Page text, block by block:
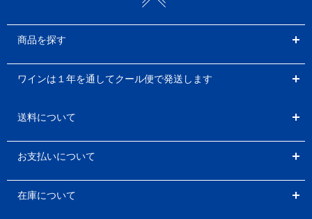
商品を探す
ワインは１年を通してクール便で発送します
送料について
お支払いについて
在庫について